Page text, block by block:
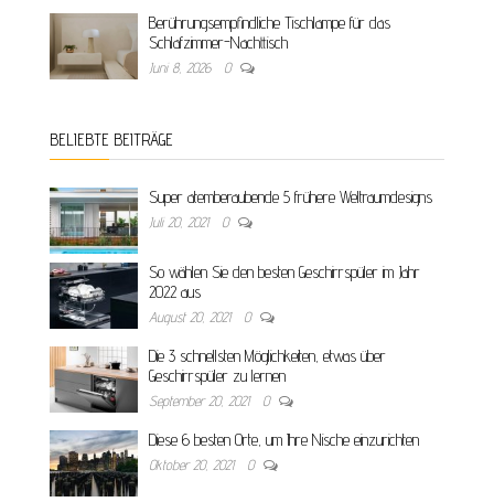
Berührungsempfindliche Tischlampe für das
Schlafzimmer-Nachttisch
Juni 8, 2026 0
BELIEBTE BEITRÄGE
Super atemberaubende 5 frühere Weltraumdesigns
Juli 20, 2021 0
So wählen Sie den besten Geschirrspüler im Jahr
2022 aus
August 20, 2021 0
Die 3 schnellsten Möglichkeiten, etwas über
Geschirrspüler zu lernen
September 20, 2021 0
Diese 6 besten Orte, um Ihre Nische einzurichten
Oktober 20, 2021 0